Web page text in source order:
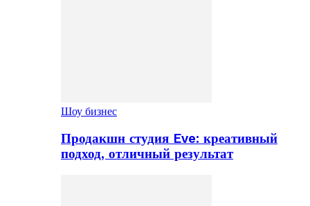
Шоу бизнес
Продакшн студия Eve: креативный
подход, отличный результат